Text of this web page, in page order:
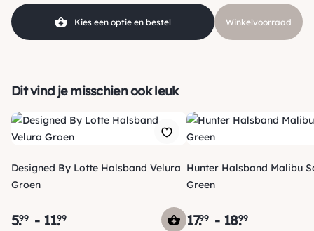
Kies een optie en bestel Winkelvoorraad
Dit vind je misschien ook leuk
Designed By Lotte Halsband Velura
Groen
5.99 - 11.99
Hunter Halsband Malibu
Green
17.99 - 18.99